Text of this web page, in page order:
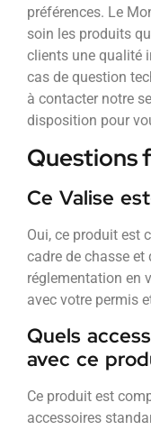
préférences. Le
soin les produits
clients une qualité
cas de question
à contacter notre
disposition pour
Questions
Ce Valise
Oui, ce produit est
cadre de chasse
réglementation en
avec votre permis
Quels
avec ce
Ce produit est
accessoires